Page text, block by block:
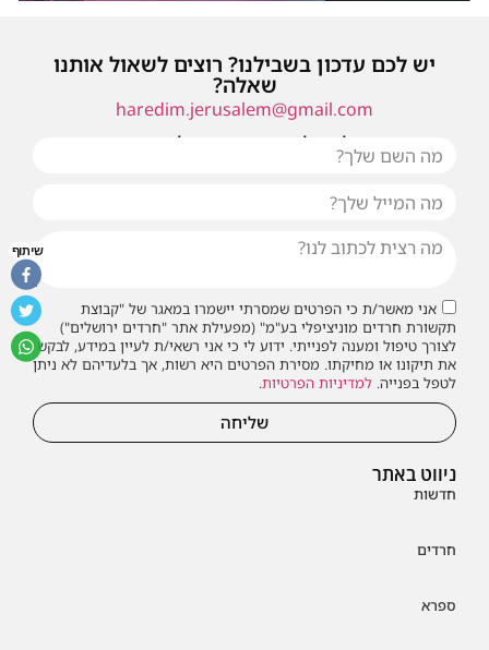
ניווט באתר
חדשות
חרדים
ספרא
יש לכם עדכון בשבילנו? רוצים לשאול אותנו
שאלה?
haredim.jerusalem@gmail.com
או שילחו אלינו פנייה ונחזור אליכם בהקדם
אני מאשר/ת כי הפרטים שמסרתי יישמרו במאגר של "קבוצת
תקשורת חרדים מוניציפלי בע"מ" (מפעילת אתר "חרדים ירושלים")
לצורך טיפול ומענה לפנייתי. ידוע לי כי אני רשאי/ת לעיין במידע, לבקש
את תיקונו או מחיקתו. מסירת הפרטים היא רשות, אך בלעדיהם לא ניתן
לטפל בפנייה. למדיניות הפרטיות.
שליחה
שיתוף